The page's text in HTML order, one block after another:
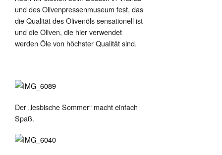
und des Olivenpressenmuseum fest, das
die Qualität des Olivenöls sensationell ist
und die Oliven, die hier verwendet
werden Öle von höchster Qualität sind.
Der „lesbische Sommer“ macht einfach
Spaß.